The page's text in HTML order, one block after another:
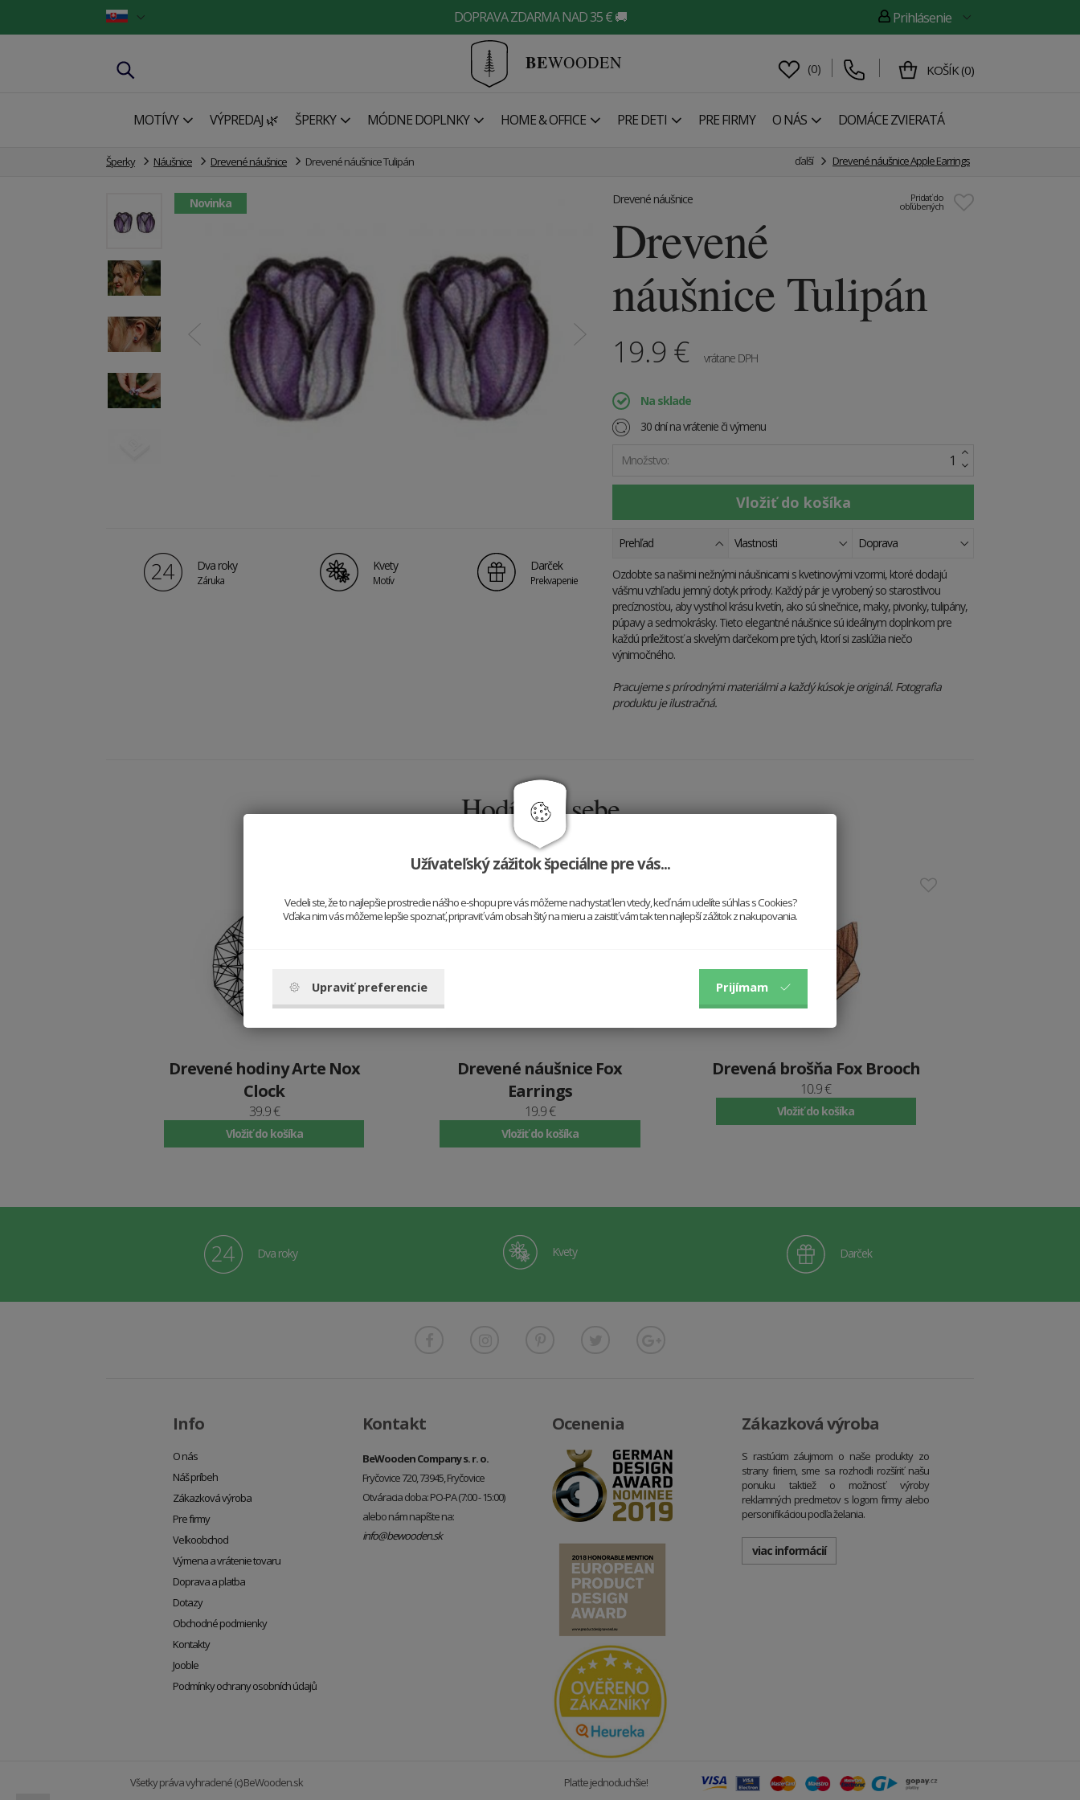
DOPRAVA ZDARMA NAD 35 € 🚚 Prihlásenie
BEWOODEN (0) KOŠÍK (0)
MOTÍVY VÝPREDAJ 🌿 ŠPERKY MÓDNE DOPLNKY HOME & OFFICE PRE DETI PRE FIRMY O NÁS DOMÁCE ZVIERATÁ
Šperky Náušnice Drevené náušnice Drevené náušnice Tulipán ďalší Drevené náušnice Apple Earrings
Novinka Pridať do
obľúbených
Drevené náušnice
Drevené
náušnice Tulipán
19.9 € vrátane DPH
Na sklade
30 dní na vrátenie či výmenu
Množstvo:
Dva roky
Záruka
Kvety
Motív
Darček
Prekvapenie
Prehľad Vlastnosti Doprava
Ozdobte sa našimi nežnými náušnicami s kvetinovými vzormi, ktoré dodajú
vášmu vzhľadu jemný dotyk prírody. Každý pár je vyrobený so starostlivou
precíznosťou, aby vystihol krásu kvetín, ako sú slnečnice, maky, pivonky, tulipány,
púpavy a sedmokrásky. Tieto elegantné náušnice sú ideálnym doplnkom pre
každú príležitosť a skvelým darčekom pre tých, ktorí si zaslúžia niečo
výnimočného.
Pracujeme s prírodnými materiálmi a každý kúsok je originál. Fotografia
produktu je ilustračná.
Hodí sa k sebe
Drevené hodiny Arte Nox
Clock
39.9 €
Vložiť do košíka
Drevené náušnice Fox
Earrings
19.9 €
Vložiť do košíka
Drevená brošňa Fox Brooch
10.9 €
Vložiť do košíka
Dva roky Kvety Darček
Info
O nás
Náš príbeh
Zákazková výroba
Pre firmy
Veľkoobchod
Výmena a vrátenie tovaru
Doprava a platba
Dotazy
Obchodné podmienky
Kontakty
Jooble
Podmínky ochrany osobních údajů
Kontakt
BeWooden Company s. r. o.
Fryčovice 720, 73945, Fryčovice
Otváracia doba: PO-PA (7:00 - 15:00)
alebo nám napíšte na:
info@bewooden.sk
Ocenenia Zákazková výroba
S rastúcim záujmom o naše produkty zo
strany firiem, sme sa rozhodli rozšíriť našu
ponuku taktiež o možnosť výroby
reklamných predmetov s logom firmy alebo
personifikáciou podľa želania.
viac informácií
Všetky práva vyhradené (c) BeWooden.sk Plaťte jednoduchšie!
Užívateľský zážitok špeciálne pre vás...
Vedeli ste, že to najlepšie prostredie nášho e-shopu pre vás môžeme nachystať len vtedy, keď nám udelíte súhlas s Cookies?
Vďaka nim vás môžeme lepšie spoznať, pripraviť vám obsah šitý na mieru a zaistiť vám tak ten najlepší zážitok z nakupovania.
Upraviť preferencie Prijímam